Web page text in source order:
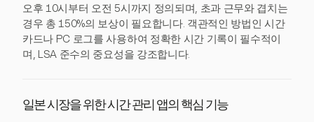
오후 10시부터 오전 5시까지 정의되며, 초과 근무와 겹치는
경우 총 150%의 보상이 필요합니다. 객관적인 방법인 시간
카드나 PC 로그를 사용하여 정확한 시간 기록이 필수적이
며, LSA 준수의 중요성을 강조합니다.
일본 시장을 위한 시간 관리 앱의 핵심 기능